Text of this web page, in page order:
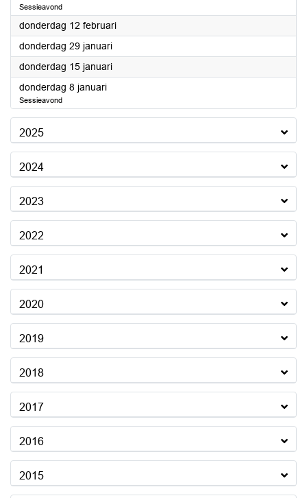
Sessieavond
donderdag 12 februari2026
donderdag 29 januari2026
donderdag 15 januari2026
donderdag 8 januari2026
Sessieavond
2025
2024
2023
2022
2021
2020
2019
2018
2017
2016
2015